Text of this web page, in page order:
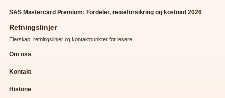
SAS Mastercard Premium: Fordeler, reiseforsikring og kostnad 2026
Retningslinjer
Eierskap, retningslinjer og kontaktpunkter for lesere.
Om oss
Kontakt
Historie